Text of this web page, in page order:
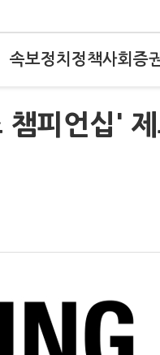
속보정치 정책사회 증
피언십'